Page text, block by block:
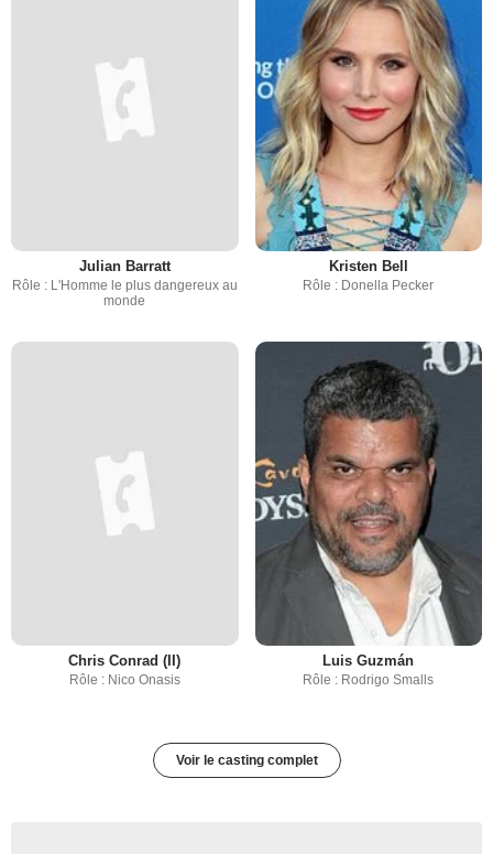
Julian Barratt
Rôle : L'Homme le plus dangereux au
monde
Kristen Bell
Rôle : Donella Pecker
Chris Conrad (II)
Rôle : Nico Onasis
Luis Guzmán
Rôle : Rodrigo Smalls
Voir le casting complet